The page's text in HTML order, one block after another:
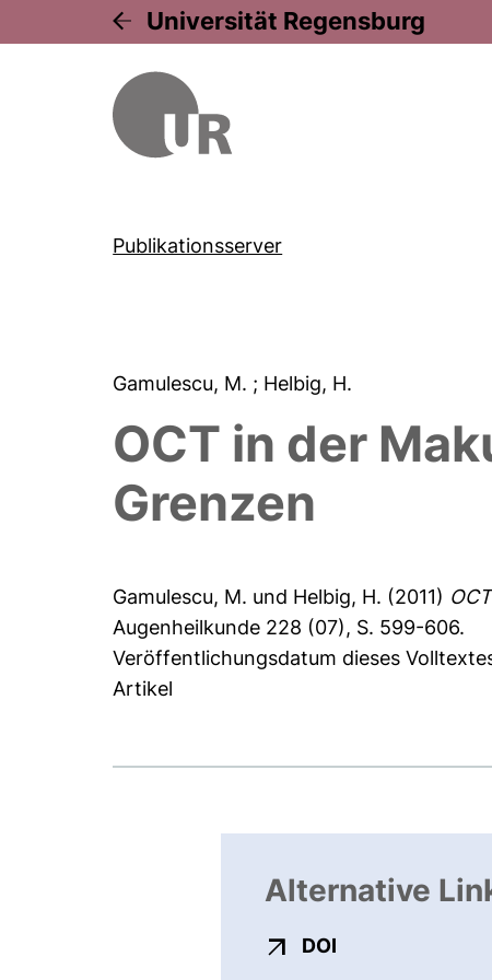
Universität Regensburg
Publikationsserver
Gamulescu, M. ; Helbig, H.
OCT in der
Grenzen
Gamulescu, M. und Helbig, H. (2011)
Augenheilkunde 228 (07), S. 599-606.
Veröffentlichungsdatum dieses
Artikel
Alternative
DOI